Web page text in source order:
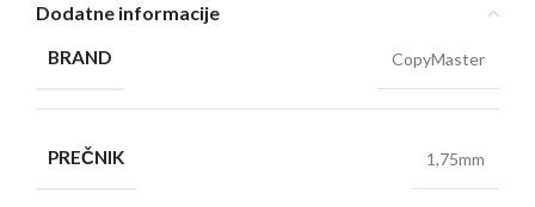
Dodatne informacije
BRAND CopyMaster
PREČNIK 1,75mm